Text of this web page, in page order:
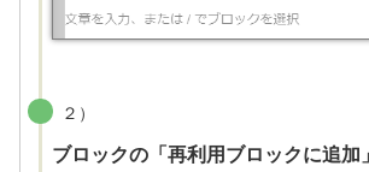
２）
ブロックの「再利用ブロックに追加